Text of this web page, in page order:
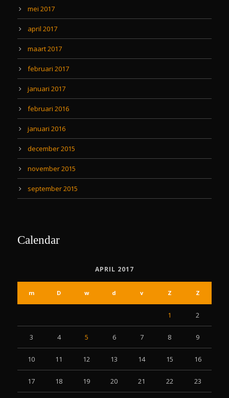
mei 2017
april 2017
maart 2017
februari 2017
januari 2017
februari 2016
januari 2016
december 2015
november 2015
september 2015
Calendar
APRIL 2017
m D w d v Z Z
1 2
3 4 5 6 7 8 9
10 11 12 13 14 15 16
17 18 19 20 21 22 23